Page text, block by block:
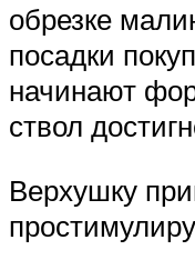
обрезке
посадки
начинают
ствол
Верхушку